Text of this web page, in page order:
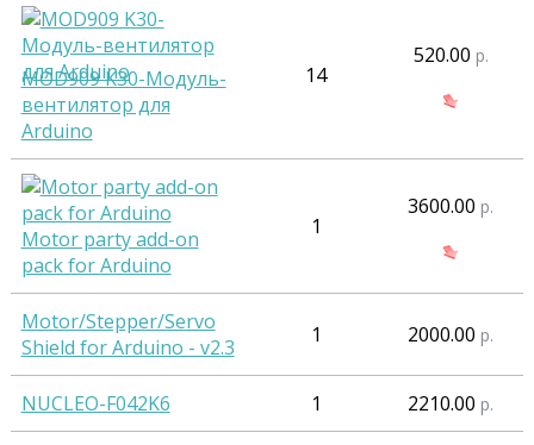
MOD909 K30-Модуль-
вентилятор для
Arduino
14
520.00 р.
Motor party add-on
pack for Arduino
1
3600.00 р.
Motor/Stepper/Servo
Shield for Arduino - v2.3
1 2000.00 р.
NUCLEO-F042K6 1 2210.00 р.